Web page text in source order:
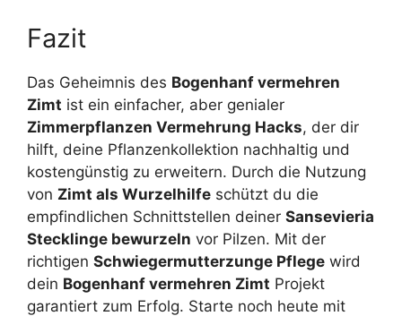
Fazit
Das Geheimnis des Bogenhanf vermehren
Zimt ist ein einfacher, aber genialer
Zimmerpflanzen Vermehrung Hacks, der dir
hilft, deine Pflanzenkollektion nachhaltig und
kostengünstig zu erweitern. Durch die Nutzung
von Zimt als Wurzelhilfe schützt du die
empfindlichen Schnittstellen deiner Sansevieria
Stecklinge bewurzeln vor Pilzen. Mit der
richtigen Schwiegermutterzunge Pflege wird
dein Bogenhanf vermehren Zimt Projekt
garantiert zum Erfolg. Starte noch heute mit